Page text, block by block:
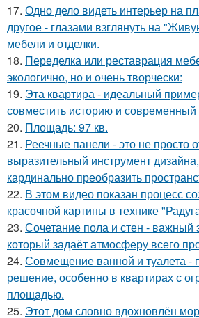
17. Одно дело видеть интерьер на
другое - глазами взглянуть на
мебели и отделки.
18. Переделка или реставрация
экологично, но и очень творчески:
19. Эта квартира - идеальный
совместить историю и
20. Площадь: 97 кв.
21. Реечные панели - это не просто
выразительный инструмент
кардинально преобразить
22. В этом видео показан процесс
красочной картины в технике
23. Сочетание пола и стен - важный
который задаёт атмосферу всего
24. Совмещение ванной и туалета -
решение, особенно в квартирах с
площадью.
25. Этот дом словно вдохновлён